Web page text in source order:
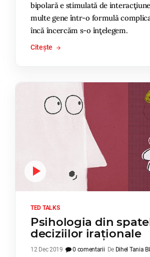
bipolară e stimulată de
multe gene într-o formulă
încă încercăm s-o înţelegem.
Citește
TED TALKS
Psihologia din
deciziilor iraționale
12 Dec 2019 0 comentarii De Dihel Tania